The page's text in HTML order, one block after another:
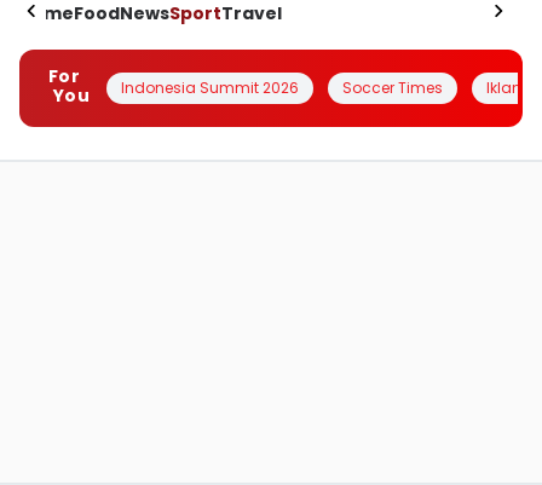
HomeFoodNewsSportTravel
For
You
Indonesia Summit 2026 Soccer Times Iklanin